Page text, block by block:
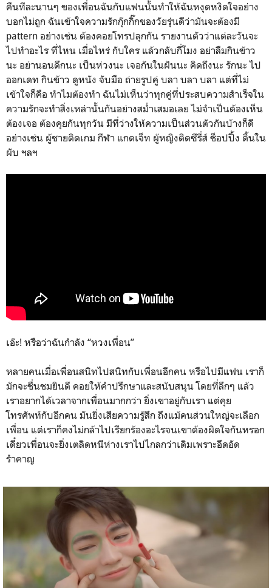
คืนทีละนานๆ ของเพื่อนฉันกับแฟนนั้นทำให้ฉันหงุดหงิดใจอย่าง
บอกไม่ถูก ฉันเข้าใจความรักกุ๊กกิ๊กของวัยรุ่นดีว่ามันจะต้องมี
pattern อย่างเช่น ต้องคอยโทรปลุกกัน รายงานตัวว่าแต่ละวันจะ
ไปทำอะไร ที่ไหน เมื่อไหร่ กับใคร แล้วกลับกี่โมง อย่าลืมกินข้าว
นะ อย่านอนดึกนะ เป็นห่วงนะ เจอกันในฝันนะ คิดถึงนะ รักนะ ไป
ออกเดท กินข้าว ดูหนัง จับมือ ถ่ายรูปคู่ บลา บลา บลา แต่ที่ไม่
เข้าใจก็คือ ทำไมต้องทำ ฉันไม่เห็นว่าทุกคู่ที่ประสบความสำเร็จใน
ความรักจะทำสิ่งเหล่านั้นกันอย่างสม่ำเสมอเลย ไม่จำเป็นต้องเห็น
ต้องเจอ ต้องคุยกันทุกวัน มีที่ว่างให้ความเป็นส่วนตัวกันบ้างก็ดี
อย่างเช่น ผู้ชายติดเกม กีฬา แกดเจ็ท ผู้หญิงติดซีรี่ส์ ช็อปปิ้ง ดิ้นใน
ผับ ฯลฯ
เอ๊ะ! หรือว่าฉันกำลัง “หวงเพื่อน”
หลายคนเมื่อเพื่อนสนิทไปสนิทกับเพื่อนอีกคน หรือไปมีแฟน เราก็
มักจะชื่นชมยินดี คอยให้คำปรึกษาและสนับสนุน โดยที่ลึกๆ แล้ว
เราอยากได้เวลาจากเพื่อนมากกว่า ยิ่งเขาอยู่กับเรา แต่คุย
โทรศัพท์กับอีกคน มันยิ่งเสียความรู้สึก ถึงแม้คนส่วนใหญ่จะเลือก
เพื่อน แต่เราก็คงไม่กล้าไปเรียกร้องอะไรจนเขาต้องผิดใจกันหรอก
เดี๋ยวเพื่อนจะยิ่งเตลิดหนีห่างเราไปไกลกว่าเดิมเพราะอึดอัด
รำคาญ